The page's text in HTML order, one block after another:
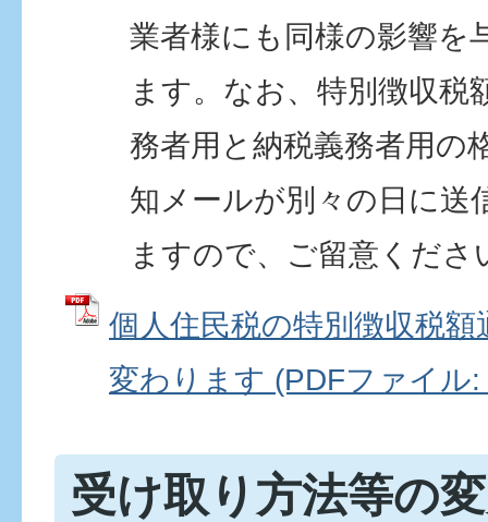
業者様にも同様の影響を
ます。なお、特別徴収税
務者用と納税義務者用の
知メールが別々の日に送
ますので、ご留意くださ
個人住民税の特別徴収税
変わります (PDFファイル:
受け取り方法等の